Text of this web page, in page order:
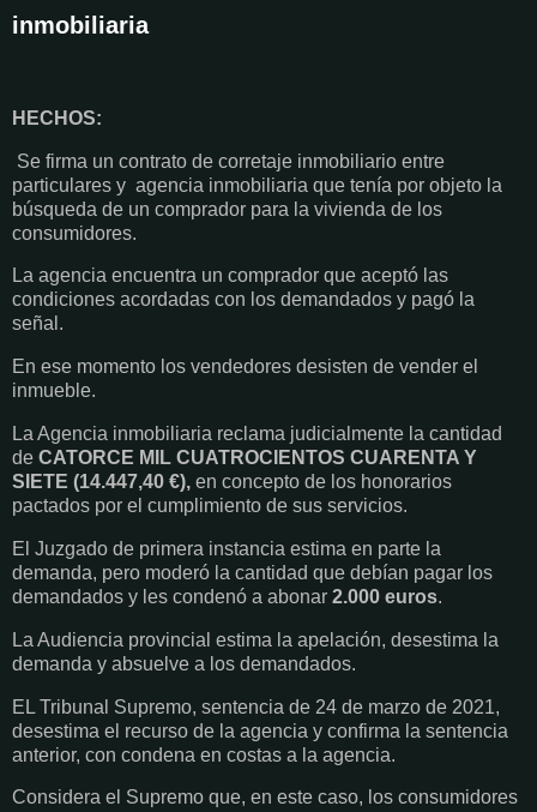
inmobiliaria
HECHOS:
Se firma un contrato de corretaje inmobiliario entre
particulares y agencia inmobiliaria que tenía por objeto la
búsqueda de un comprador para la vivienda de los
consumidores.
La agencia encuentra un comprador que aceptó las
condiciones acordadas con los demandados y pagó la
señal.
En ese momento los vendedores desisten de vender el
inmueble.
La Agencia inmobiliaria reclama judicialmente la cantidad
de CATORCE MIL CUATROCIENTOS CUARENTA Y
SIETE (14.447,40 €), en concepto de los honorarios
pactados por el cumplimiento de sus servicios.
El Juzgado de primera instancia estima en parte la
demanda, pero moderó la cantidad que debían pagar los
demandados y les condenó a abonar 2.000 euros.
La Audiencia provincial estima la apelación, desestima la
demanda y absuelve a los demandados.
EL Tribunal Supremo, sentencia de 24 de marzo de 2021,
desestima el recurso de la agencia y confirma la sentencia
anterior, con condena en costas a la agencia.
Considera el Supremo que, en este caso, los consumidores